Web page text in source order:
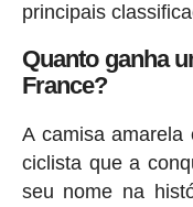
principais
Quanto ganha
France?
A camisa
ciclista que a
seu nome na